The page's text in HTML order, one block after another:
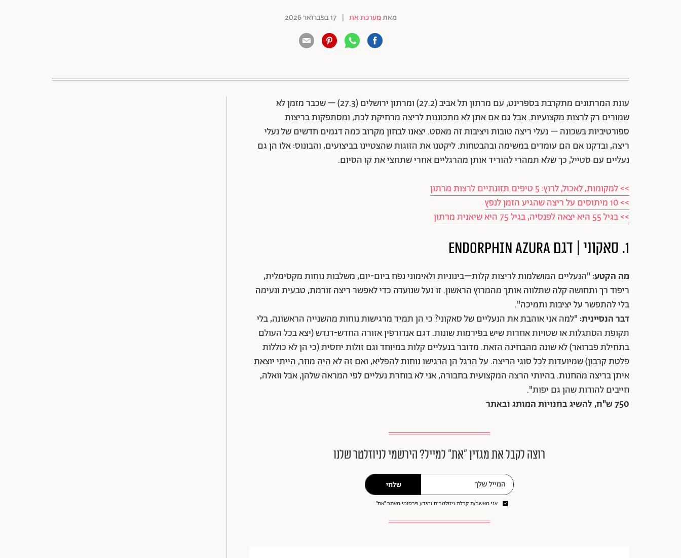
מאתמערכת את | 17 בפברואר 2026
עונת המרתונים מתקרבת בספרינט, עם מרתון תל אביב (27.2) ומרתון ירושלים (27.3) – שכבר מזמן לא
שמורים רק לרצות מקצועיות. אבל גם אם אתן לא מתכוננות לריצה מרחיקת לכת, ומסתפקות בריצות
ספורטיביות בשכונה – נעלי ריצה טובות ויציבות זה מאסט. יצאנו לבחון מקרוב כמה דגמים חדשים של נעלי
ריצה, ובדקנו אם הם עומדים במשימה ובהבטחות. ליקטנו את הזוגות שהצטיינו בביצועים, והבונוס: אלו הן גם
נעליים עם סטייל, כך שלא תמהרי להוריד אותן מהרגליים אחרי שתחצי את קו הסיום.
>> למקומות, לאכול, לרוץ: 5 טיפים תזונתיים לרצות מרתון
>> 10 מיתוסים על ריצה שהגיע הזמן לנפץ
>> בגיל 55 היא יצאה לפנסיה, בגיל 75 היא שיאנית מרתון
1. סאקוני | דגם Endorphin Azura
מה הקטע: "הנעליים המושלמות לריצות קלות–בינוניות ולאימוני נפח ביום-יום, משלבות נוחות מקסימלית,
ריפוד רך ותחושה קלה שתלווה אותך מהמרוץ הראשון. זו נעל שנועדה כדי לאפשר ריצה זורמת, טבעית ונעימה
בלי להתפשר על יציבות ותמיכה".
דבר הנסיינית: "למה אני אוהבת את הנעליים של סאקוני? כי הן תמיד מרגישות נוחות מהשנייה הראשונה, בלי
תקופת הסתגלות או שטויות אחרות שיש בפירמות שונות. דגם אנדורפין אזורה החדש-דנדש (יצא בכל העולם
בתחילת פברואר) לא שונה מהבחינה הזאת. מדובר בנעליים קלות במיוחד וגם זולות יחסית (כי הן לא כוללות
פלטת קרבון) שמיועדות לכל סוגי הריצה. על הרגל הן הרגישו נוחות להפליא, ואם זה לא היה מוזר, הייתי יוצאת
איתן בריצה מהחנות. בהיותי הרצה המקצועית בחבורה, אני לא בוחרת נעליים לפי המראה שלהן, אבל וואלה,
חייבים להודות שהן גם יפות".
750 ש"ח, להשיג בחנויות המותג ובאתר
רוצה לקבל את מגזין ״את״ למייל? הירשמי לניוזלטר שלנו
שלחי
אני מאשר/ת קבלת ניוזלטרים ומידע פרסומי מאתר ״את״